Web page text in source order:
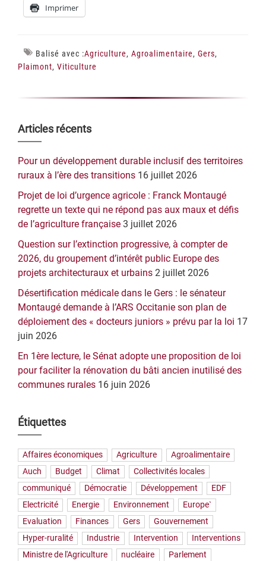
Imprimer
Balisé avec :Agriculture, Agroalimentaire, Gers,
Plaimont, Viticulture
Barre
latérale
principale
Articles récents
Pour un développement durable inclusif des territoires
ruraux à l’ère des transitions 16 juillet 2026
Projet de loi d’urgence agricole : Franck Montaugé
regrette un texte qui ne répond pas aux maux et défis
de l’agriculture française 3 juillet 2026
Question sur l’extinction progressive, à compter de
2026, du groupement d’intérêt public Europe des
projets architecturaux et urbains 2 juillet 2026
Désertification médicale dans le Gers : le sénateur
Montaugé demande à l’ARS Occitanie son plan de
déploiement des « docteurs juniors » prévu par la loi 17
juin 2026
En 1ère lecture, le Sénat adopte une proposition de loi
pour faciliter la rénovation du bâti ancien inutilisé des
communes rurales 16 juin 2026
Étiquettes
Affaires économiques Agriculture
Agroalimentaire
Auch
Budget Climat
Collectivités locales
communiqué
Démocratie Développement
EDF
Electricité
Energie Environnement
Europe`
Evaluation
Finances Gers
Gouvernement
Hyper-ruralité
Industrie Intervention
Interventions
Ministre de l'Agriculture
nucléaire
Parlement